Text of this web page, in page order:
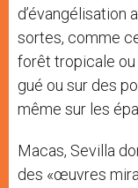
d’évangélisation
sortes, comme
forêt tropicale
gué ou sur des
même sur les
Macas, Sevilla
des «œuvres